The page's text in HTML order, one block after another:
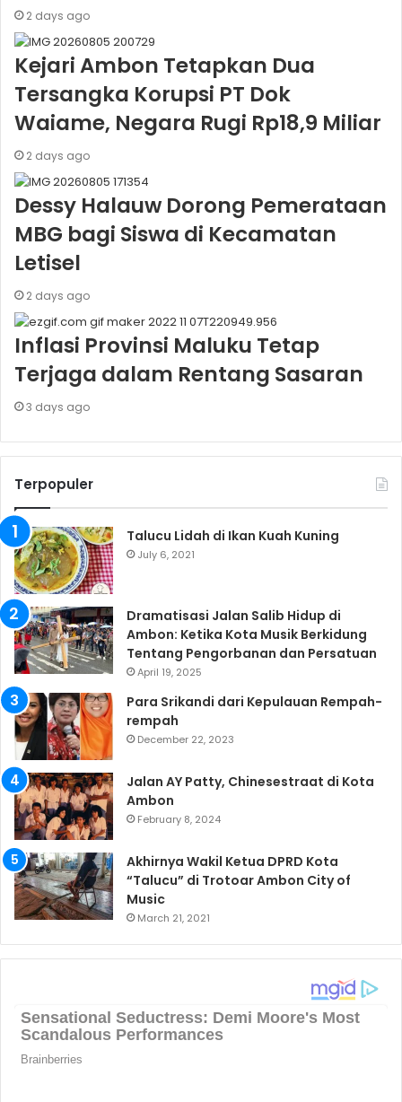
2 days ago
Kejari Ambon Tetapkan Dua
Tersangka Korupsi PT Dok
Waiame, Negara Rugi Rp18,9 Miliar
2 days ago
Dessy Halauw Dorong Pemerataan
MBG bagi Siswa di Kecamatan
Letisel
2 days ago
Inflasi Provinsi Maluku Tetap
Terjaga dalam Rentang Sasaran
3 days ago
Terpopuler
Talucu Lidah di Ikan Kuah Kuning
July 6, 2021
Dramatisasi Jalan Salib Hidup di
Ambon: Ketika Kota Musik Berkidung
Tentang Pengorbanan dan Persatuan
April 19, 2025
Para Srikandi dari Kepulauan Rempah-
rempah
December 22, 2023
Jalan AY Patty, Chinesestraat di Kota
Ambon
February 8, 2024
Akhirnya Wakil Ketua DPRD Kota
“Talucu” di Trotoar Ambon City of
Music
March 21, 2021